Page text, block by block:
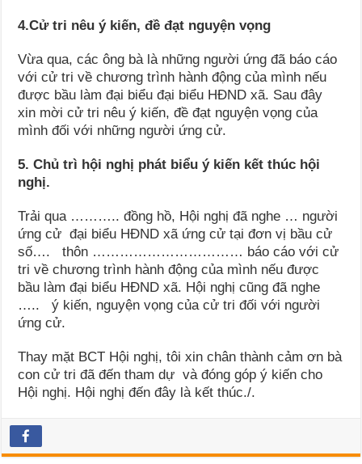
4.Cử tri nêu ý kiến, đề đạt nguyện vọng
Vừa qua, các ông bà là những người ứng đã báo cáo
với cử tri về chương trình hành động của mình nếu
được bầu làm đại biểu đại biểu HĐND xã. Sau đây
xin mời cử tri nêu ý kiến, đề đạt nguyện vọng của
mình đối với những người ứng cử.
5. Chủ trì hội nghị phát biểu ý kiến kết thúc hội
nghị.
Trải qua ……….. đồng hồ, Hội nghị đã nghe … người
ứng cử đại biểu HĐND xã ứng cử tại đơn vị bầu cử
số…. thôn …………………………… báo cáo với cử
tri về chương trình hành động của mình nếu được
bầu làm đại biểu HĐND xã. Hội nghị cũng đã nghe
….. ý kiến, nguyện vọng của cử tri đối với người
ứng cử.
Thay mặt BCT Hội nghị, tôi xin chân thành cảm ơn bà
con cử tri đã đến tham dự và đóng góp ý kiến cho
Hội nghị. Hội nghị đến đây là kết thúc./.